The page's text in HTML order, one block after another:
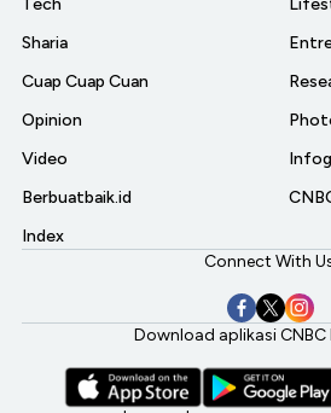
Tech
Sharia
Cuap Cuap Cuan
Opinion
Video
Berbuatbaik.id
Index
Connect With
Download aplikasi CNBC